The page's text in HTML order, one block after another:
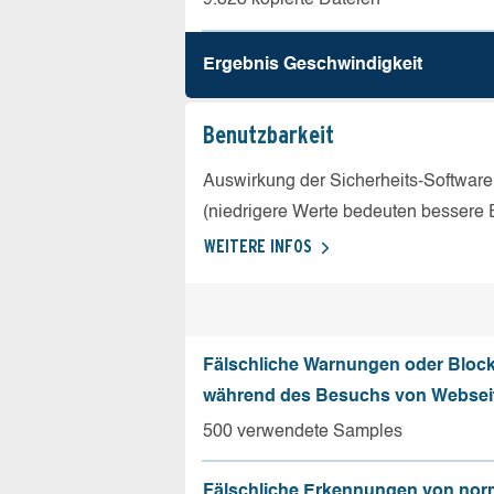
Ergebnis Geschw­indigkeit
Benutz­barkeit
Auswirkung der Sicherheits-
(niedrigere Werte bedeuten bessere
WEITERE INFOS
Fälschliche Warnungen oder
während des Besuchs von
500 verwendete Samples